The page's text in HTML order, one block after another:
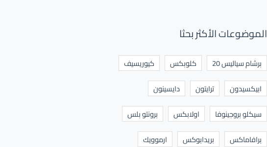
الموضوعات الأكثر بحثا
برشام سياليس 20 كلوبكس
كيوريسيف
ابيكسيدون
ترايتون
دايسينون
سيكلو بروجينوفا
اولابكس
برونتو بلس
برافاماكس
بريدابوكس
ارموويك